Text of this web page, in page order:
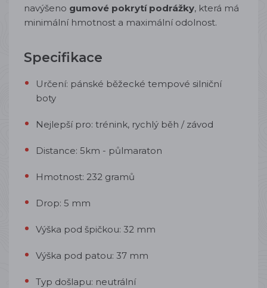
navýšeno gumové pokrytí podrážky, která má
minimální hmotnost a maximální odolnost.
Specifikace
Určení: pánské běžecké tempové silniční
boty
Nejlepší pro: trénink, rychlý běh / závod
Distance: 5km - půlmaraton
Hmotnost: 232 gramů
Drop: 5 mm
Výška pod špičkou: 32 mm
Výška pod patou: 37 mm
Typ došlapu: neutrální